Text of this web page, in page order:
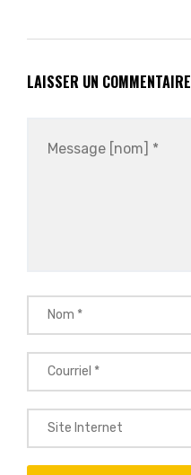
LAISSER UN COMMENTAIRE